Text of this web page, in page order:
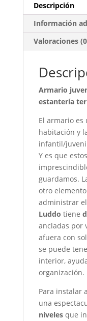
Descripción
Información
Valoraciones
Armario
estantería
El armario es
habitación y
infantil/
Y es que
guardamos.
otro
administrar
Luddo tiene
ancladas por
afuera con
se puede
interior,
organización.
Para instalar
una
nivelesque